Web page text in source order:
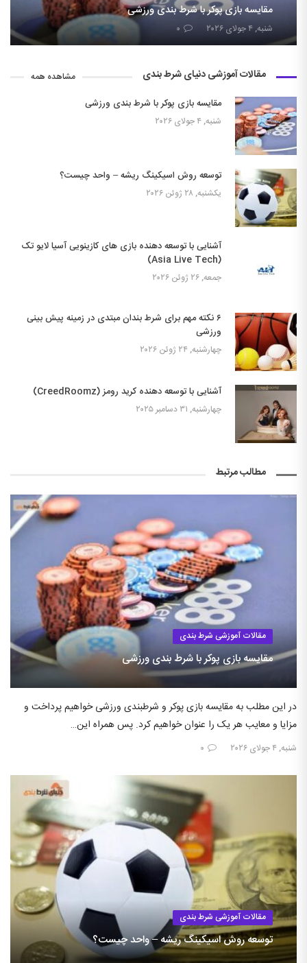
مقایسه بازی پوکر با شرط بندی ورزشی
شنبه, ۴ جولای ۲۰۲۶ ۰
مقالات آموزشی دنیای شرط بندی مشاهده همه
مقایسه بازی پوکر با شرط بندی ورزشی
شنبه, ۴ جولای ۲۰۲۶
توسعه روش اسیکینگ ریشه – واحد چیست؟
یکشنبه, ۲۸ ژوئن ۲۰۲۶
آشنایی با توسعه دهنده بازی های کازینویی آسیا لایو تک
(Asia Live Tech)
جمعه, ۲۶ ژوئن ۲۰۲۶
۶ نکته مهم برای شرط بندان مبتدی در زمینه پیش بینی
ورزشی
چهارشنبه, ۲۴ ژوئن ۲۰۲۶
آشنایی با توسعه دهنده کرید رومز (CreedRoomz)
چهارشنبه, ۳۱ دسامبر ۲۰۲۵
مطالب مرتبط
مقالات آموزشی شرط بندی
مقایسه بازی پوکر با شرط بندی ورزشی
در این مطلب به مقایسه بازی پوکر و شرطبندی ورزشی خواهیم پرداخت و
مزایا و معایب هر یک را عنوان خواهیم کرد. پس همراه این…
شنبه, ۴ جولای ۲۰۲۶ ۰
مقالات آموزشی شرط بندی
توسعه روش اسیکینگ ریشه – واحد چیست؟